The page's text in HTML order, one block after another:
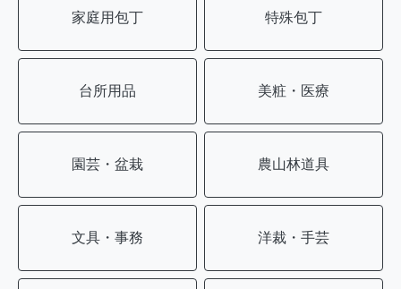
家庭用包丁 特殊包丁
台所用品 美粧・医療
園芸・盆栽 農山林道具
文具・事務 洋裁・手芸